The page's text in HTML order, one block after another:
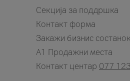
Секција за поддршка
Контакт форма
Закажи бизнис состанок
A1 Продажни места
Контакт центар 077